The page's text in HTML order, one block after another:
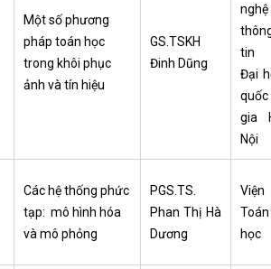
Một số phương
pháp toán học
trong khôi phục
ảnh và tín hiệu
GS.TSKH
Đinh Dũng
nghệ
tin
Đại
quốc
gia
Nội
Các hệ thống phức
tạp: mô hình hóa
và mô phỏng
PGS.TS.
Phan Thị Hà
Dương
Viện
Toán
học